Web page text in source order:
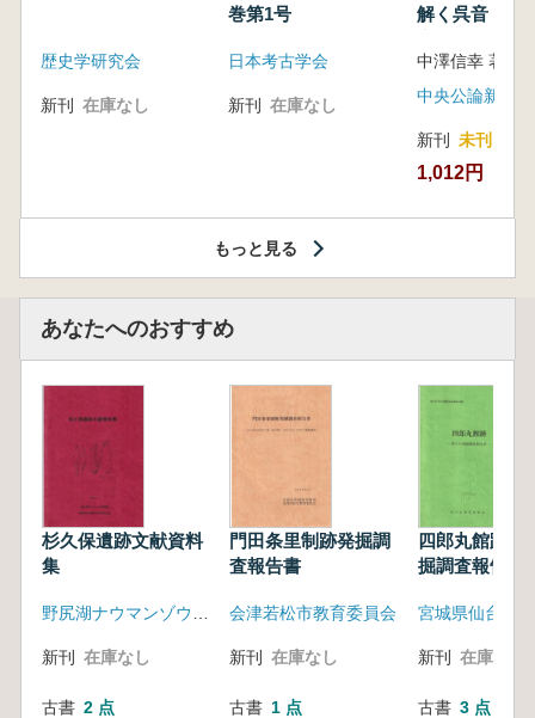
歴史学研究会
新刊 在庫なし
巻第1号
日本考古学会
新刊 在庫なし
解く呉音・漢
中澤信幸 著
中央公論新社
新刊 未刊
1,012円
もっと見る
あなたへのおすすめ
杉久保遺跡文献資料
集
新刊 在庫なし
古書 2 点
門田条里制跡発掘調
査報告書
会津若松市教育委員会
新刊 在庫なし
古書 1 点
四郎丸館跡
掘調査報告書
新刊 在庫なし
古書 3 点